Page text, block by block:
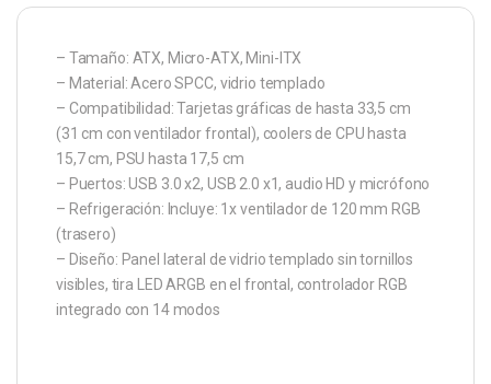
– Tamaño: ATX, Micro-ATX, Mini-ITX
– Material: Acero SPCC, vidrio templado
– Compatibilidad: Tarjetas gráficas de hasta 33,5 cm
(31 cm con ventilador frontal), coolers de CPU hasta
15,7 cm, PSU hasta 17,5 cm
– Puertos: USB 3.0 x2, USB 2.0 x1, audio HD y micrófono
– Refrigeración: Incluye: 1x ventilador de 120 mm RGB
(trasero)
– Diseño: Panel lateral de vidrio templado sin tornillos
visibles, tira LED ARGB en el frontal, controlador RGB
integrado con 14 modos